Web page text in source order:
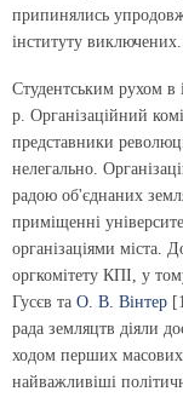
припинялись
інституту виключених.
Студентським рухом в
р. Організаційний
представники
нелегально.
радою об'єднаних
приміщенні
організаціями міста.
оргкомітету КПІ, у
Гусєв та О. В. Вінтер
рада земляцтв діяли
ходом перших масових
найважливіші